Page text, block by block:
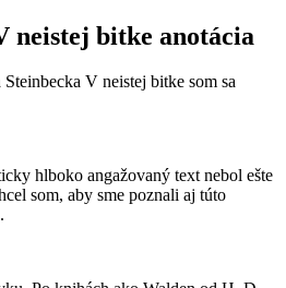
neistej bitke anotácia
V neistej bitke som sa
hlboko angažovaný text nebol ešte
som, aby sme poznali aj túto